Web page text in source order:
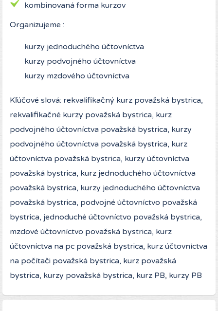
kombinovaná forma kurzov
Organizujeme :
kurzy jednoduchého účtovníctva
kurzy podvojného účtovníctva
kurzy mzdového účtovníctva
Kľúčové slová: rekvalifikačný kurz považská bystrica,
rekvalifikačné kurzy považská bystrica, kurz
podvojného účtovníctva považská bystrica, kurzy
podvojného účtovníctva považská bystrica, kurz
účtovníctva považská bystrica, kurzy účtovníctva
považská bystrica, kurz jednoduchého účtovníctva
považská bystrica, kurzy jednoduchého účtovníctva
považská bystrica, podvojné účtovníctvo považská
bystrica, jednoduché účtovníctvo považská bystrica,
mzdové účtovníctvo považská bystrica, kurz
účtovníctva na pc považská bystrica, kurz účtovníctva
na počítači považská bystrica, kurz považská
bystrica, kurzy považská bystrica, kurz PB, kurzy PB